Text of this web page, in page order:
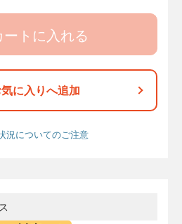
ートに入れる
に入りへ追加
況についてのご注意